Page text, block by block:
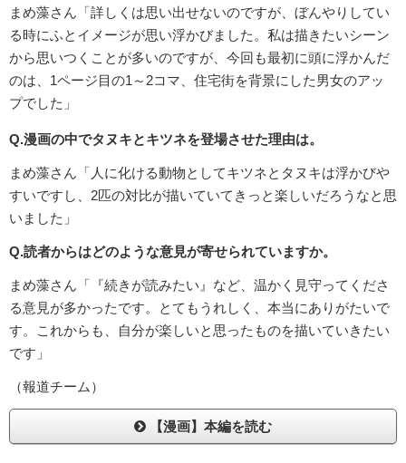
まめ藻さん「詳しくは思い出せないのですが、ぼんやりしてい
る時にふとイメージが思い浮かびました。私は描きたいシーン
から思いつくことが多いのですが、今回も最初に頭に浮かんだ
のは、1ページ目の1～2コマ、住宅街を背景にした男女のアッ
プでした」
Q.漫画の中でタヌキとキツネを登場させた理由は。
まめ藻さん「人に化ける動物としてキツネとタヌキは浮かびや
すいですし、2匹の対比が描いていてきっと楽しいだろうなと思
いました」
Q.読者からはどのような意見が寄せられていますか。
まめ藻さん「『続きが読みたい』など、温かく見守ってくださ
る意見が多かったです。とてもうれしく、本当にありがたいで
す。これからも、自分が楽しいと思ったものを描いていきたい
です」
（報道チーム）
【漫画】本編を読む